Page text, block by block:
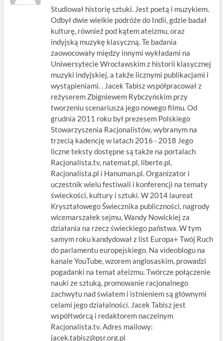
Studiował historię sztuki. Jest poetą i muzykiem.
Odbył dwie wielkie podróże do Indii, gdzie badał
kulturę, również pod kątem ateizmu, oraz
indyjską muzykę klasyczną. Te badania
zaowocowały między innymi wykładami na
Uniwersytecie Wrocławskim z historii klasycznej
muzyki indyjskiej, a także licznymi publikacjami i
wystąpieniami. . Jacek Tabisz współpracował z
reżyserem Zbigniewem Rybczyńskim przy
tworzeniu scenariusza jego nowego filmu. Od
grudnia 2011 roku był prezesem Polskiego
Stowarzyszenia Racjonalistów, wybranym na
trzecią kadencję w latach 2016 - 2018 Jego
liczne teksty dostępne są także na portalach
Racjonalista.tv, natemat.pl, liberte.pl,
Racjonalista.pl i Hanuman.pl. Organizator i
uczestnik wielu festiwali i konferencji na tematy
świeckości, kultury i sztuki. W 2014 laureat
Kryształowego Świecznika publiczności, nagrody
wicemarszałek sejmu, Wandy Nowickiej za
działania na rzecz świeckiego państwa. W tym
samym roku kandydował z list Europa+ Twój Ruch
do parlamentu europejskiego. Na videoblogu na
kanale YouTube, wzorem anglosaskim, prowadzi
pogadanki na temat ateizmu. Twórcze połączenie
nauki ze sztuką, promowanie racjonalnego
zachwytu nad światem i istnieniem są głównymi
celami jego działalności. Jacek Tabisz jest
współtwórcą i redaktorem naczelnym
Racjonalista.tv. Adres mailowy:
jacek.tabisz@psr.org.pl